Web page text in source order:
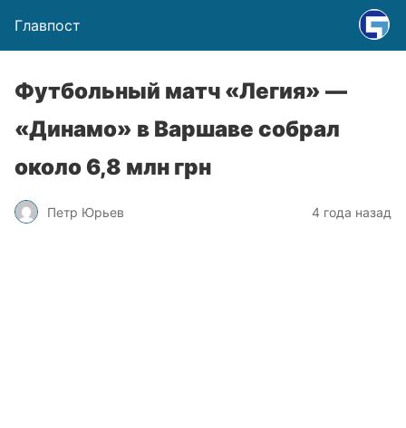
Главпост
Футбольный матч «Легия» —
«Динамо» в Варшаве собрал
около 6,8 млн грн
Петр Юрьев 4 года назад